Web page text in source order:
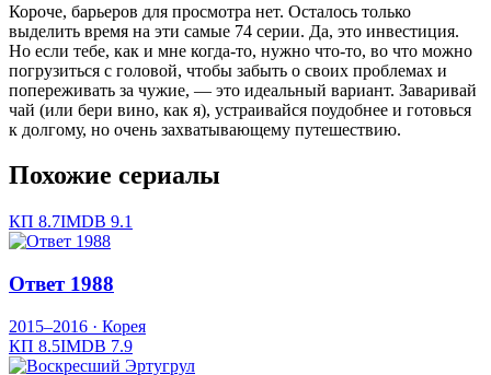
Короче, барьеров для просмотра нет. Осталось только
выделить время на эти самые 74 серии. Да, это инвестиция.
Но если тебе, как и мне когда-то, нужно что-то, во что можно
погрузиться с головой, чтобы забыть о своих проблемах и
попереживать за чужие, — это идеальный вариант. Заваривай
чай (или бери вино, как я), устраивайся поудобнее и готовься
к долгому, но очень захватывающему путешествию.
Похожие сериалы
КП 8.7IMDB 9.1
Ответ 1988
2015–2016 · Корея
КП 8.5IMDB 7.9